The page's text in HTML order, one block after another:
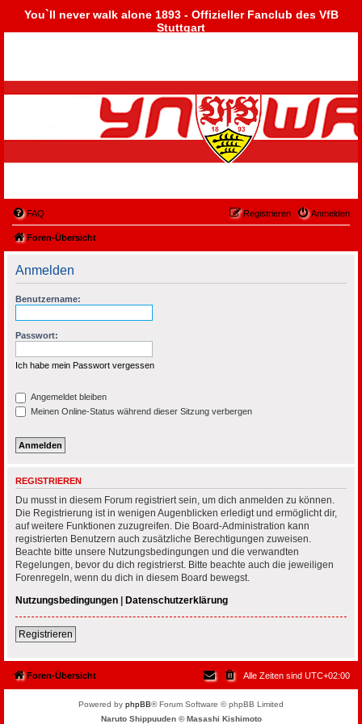
You`ll never walk alone 1893 - Offizieller Fanclub des VfB
Stuttgart
FAQ Anmelden
Registrieren
Foren-Übersicht
Anmelden
Benutzername:
Passwort:
Ich habe mein Passwort vergessen
Angemeldet bleiben
Meinen Online-Status während dieser Sitzung verbergen
REGISTRIEREN
Du musst in diesem Forum registriert sein, um dich anmelden zu können.
Die Registrierung ist in wenigen Augenblicken erledigt und ermöglicht dir,
auf weitere Funktionen zuzugreifen. Die Board-Administration kann
registrierten Benutzern auch zusätzliche Berechtigungen zuweisen.
Beachte bitte unsere Nutzungsbedingungen und die verwandten
Regelungen, bevor du dich registrierst. Bitte beachte auch die jeweiligen
Forenregeln, wenn du dich in diesem Board bewegst.
Nutzungsbedingungen | Datenschutzerklärung
Registrieren
Foren-Übersicht Alle Zeiten sind UTC+02:00
Powered by phpBB® Forum Software © phpBB Limited
Naruto Shippuuden © Masashi Kishimoto